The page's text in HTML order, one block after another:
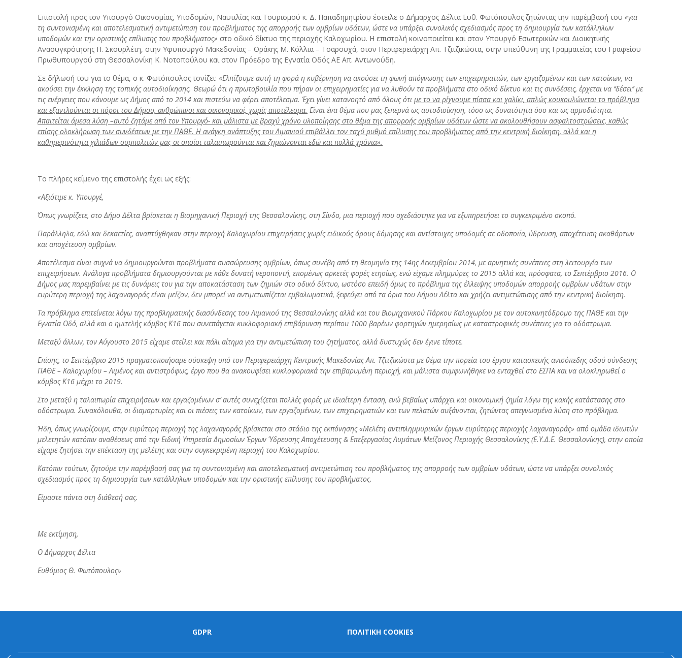
Επιστολή προς τον Υπουργό Οικονομίας, Υποδομών, Ναυτιλίας και Τουρισμού κ. Δ. Παπαδημητρίου έστειλε ο Δήμαρχος Δέλτα Ευθ. Φωτόπουλος ζητώντας την παρέμβασή του«για
τη συντονισμένη και αποτελεσματική αντιμετώπιση του προβλήματος της απορροής των ομβρίων υδάτων, ώστε να υπάρξει συνολικός σχεδιασμός προς τη δημιουργία των κατάλληλων
υποδομών και την οριστικής επίλυσης του προβλήματος» στο οδικό δίκτυο της περιοχής Καλοχωρίου. Η επιστολή κοινοποιείται και στον Υπουργό Εσωτερικών και Διοικητικής
Ανασυγκρότησης Π. Σκουρλέτη, στην Υφυπουργό Μακεδονίας – Θράκης Μ. Κόλλια – Τσαρουχά, στον Περιφερειάρχη Απ. Τζιτζικώστα, στην υπεύθυνη της Γραμματείας του Γραφείου
Πρωθυπουργού στη Θεσσαλονίκη Κ. Νοτοπούλου και στον Πρόεδρο της Εγνατία Οδός ΑΕ Απ. Αντωνούδη.
Σε δήλωσή του για το θέμα, ο κ. Φωτόπουλος τονίζει: «Ελπίζουμε αυτή τη φορά η κυβέρνηση να ακούσει τη φωνή απόγνωσης των επιχειρηματιών, των εργαζομένων και των κατοίκων, να
ακούσει την έκκληση της τοπικής αυτοδιοίκησης. Θεωρώ ότι η πρωτοβουλία που πήραν οι επιχειρηματίες για να λυθούν τα προβλήματα στο οδικό δίκτυο και τις συνδέσεις, έρχεται να ‘‘δέσει’’ με
τις ενέργειες που κάνουμε ως Δήμος από το 2014 και πιστεύω να φέρει αποτέλεσμα. Έχει γίνει κατανοητό από όλους ότιμε το να ρίχνουμε πίσσα και χαλίκι, απλώς κουκουλώνεται το πρόβλημα
και εξαντλούνται οι πόροι του Δήμου, ανθρώπινοι και οικονομικοί, χωρίς αποτέλεσμα. Είναι ένα θέμα που μας ξεπερνά ως αυτοδιοίκηση, τόσο ως δυνατότητα όσο και ως αρμοδιότητα.
Απαιτείται άμεσα λύση –αυτό ζητάμε από τον Υπουργό- και μάλιστα με βραχύ χρόνο υλοποίησης στο θέμα της απορροής ομβρίων υδάτων ώστε να ακολουθήσουν ασφαλτοστρώσεις, καθώς
επίσης ολοκλήρωση των συνδέσεων με την ΠΑΘΕ. Η ανάγκη ανάπτυξης του Λιμανιού επιβάλλει τον ταχύ ρυθμό επίλυσης του προβλήματος από την κεντρική διοίκηση, αλλά και η
καθημερινότητα χιλιάδων συμπολιτών μας οι οποίοι ταλαιπωρούνται και ζημιώνονται εδώ και πολλά χρόνια».
Το πλήρες κείμενο της επιστολής έχει ως εξής:
«Αξιότιμε κ. Υπουργέ,
Όπως γνωρίζετε, στο Δήμο Δέλτα βρίσκεται η Βιομηχανική Περιοχή της Θεσσαλονίκης, στη Σίνδο, μια περιοχή που σχεδιάστηκε για να εξυπηρετήσει το συγκεκριμένο σκοπό.
Παράλληλα, εδώ και δεκαετίες, αναπτύχθηκαν στην περιοχή Καλοχωρίου επιχειρήσεις χωρίς ειδικούς όρους δόμησης και αντίστοιχες υποδομές σε οδοποιΐα, ύδρευση, αποχέτευση ακαθάρτων
και αποχέτευση ομβρίων.
Αποτέλεσμα είναι συχνά να δημιουργούνται προβλήματα συσσώρευσης ομβρίων, όπως συνέβη από τη θεομηνία της 14ης Δεκεμβρίου 2014, με αρνητικές συνέπειες στη λειτουργία των
επιχειρήσεων. Ανάλογα προβλήματα δημιουργούνται με κάθε δυνατή νεροποντή, επομένως αρκετές φορές ετησίως, ενώ είχαμε πλημμύρες το 2015 αλλά και, πρόσφατα, το Σεπτέμβριο 2016. Ο
Δήμος μας παρεμβαίνει με τις δυνάμεις του για την αποκατάσταση των ζημιών στο οδικό δίκτυο, ωστόσο επειδή όμως το πρόβλημα της έλλειψης υποδομών απορροής ομβρίων υδάτων στην
ευρύτερη περιοχή της λαχαναγοράς είναι μείζον, δεν μπορεί να αντιμετωπίζεται εμβαλωματικά, ξεφεύγει από τα όρια του Δήμου Δέλτα και χρήζει αντιμετώπισης από την κεντρική διοίκηση.
Τα πρόβλημα επιτείνεται λόγω της προβληματικής διασύνδεσης του Λιμανιού της Θεσσαλονίκης αλλά και του Βιομηχανικού Πάρκου Καλοχωρίου με τον αυτοκινητόδρομο της ΠΑΘΕ και την
Εγνατία Οδό, αλλά και ο ημιτελής κόμβος Κ16 που συνεπάγεται κυκλοφοριακή επιβάρυνση περίπου 1000 βαρέων φορτηγών ημερησίως με καταστροφικές συνέπειες για το οδόστρωμα.
Μεταξύ άλλων, τον Αύγουστο 2015 είχαμε στείλει και πάλι αίτημα για την αντιμετώπιση του ζητήματος, αλλά δυστυχώς δεν έγινε τίποτε.
Επίσης, το Σεπτέμβριο 2015 πραγματοποιήσαμε σύσκεψη υπό τον Περιφερειάρχη Κεντρικής Μακεδονίας Απ. Τζιτζικώστα με θέμα την πορεία του έργου κατασκευής ανισόπεδης οδού σύνδεσης
ΠΑΘΕ – Καλοχωρίου – Λιμένος και αντιστρόφως, έργο που θα ανακουφίσει κυκλοφοριακά την επιβαρυμένη περιοχή, και μάλιστα συμφωνήθηκε να ενταχθεί στο ΕΣΠΑ και να ολοκληρωθεί ο
κόμβος Κ16 μέχρι το 2019.
Στο μεταξύ η ταλαιπωρία επιχειρήσεων και εργαζομένων σ’ αυτές συνεχίζεται πολλές φορές με ιδιαίτερη ένταση, ενώ βεβαίως υπάρχει και οικονομική ζημία λόγω της κακής κατάστασης στο
οδόστρωμα. Συνακόλουθα, οι διαμαρτυρίες και οι πιέσεις των κατοίκων, των εργαζομένων, των επιχειρηματιών και των πελατών αυξάνονται, ζητώντας απεγνωσμένα λύση στο πρόβλημα.
Ήδη, όπως γνωρίζουμε, στην ευρύτερη περιοχή της λαχαναγοράς βρίσκεται στο στάδιο της εκπόνησης «Μελέτη αντιπλημμυρικών έργων ευρύτερης περιοχής λαχαναγοράς» από ομάδα ιδιωτών
μελετητών κατόπιν αναθέσεως από την Ειδική Υπηρεσία Δημοσίων Έργων Ύδρευσης Αποχέτευσης & Επεξεργασίας Λυμάτων Μείζονος Περιοχής Θεσσαλονίκης (Ε.Υ.Δ.Ε. Θεσσαλονίκης), στην οποία
είχαμε ζητήσει την επέκταση της μελέτης και στην συγκεκριμένη περιοχή του Καλοχωρίου.
Κατόπιν τούτων, ζητούμε την παρέμβασή σας για τη συντονισμένη και αποτελεσματική αντιμετώπιση του προβλήματος της απορροής των ομβρίων υδάτων, ώστε να υπάρξει συνολικός
σχεδιασμός προς τη δημιουργία των κατάλληλων υποδομών και την οριστικής επίλυσης του προβλήματος.
Είμαστε πάντα στη διάθεσή σας.
Με εκτίμηση,
Ο Δήμαρχος Δέλτα
Ευθύμιος Θ. Φωτόπουλος»
GDPR ΠΟΛΙΤΙΚΗ COOKIES